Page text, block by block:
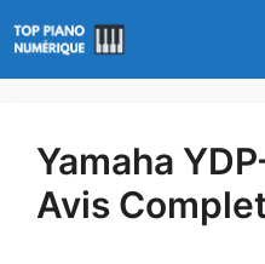
au
contenu
Yamaha
Avis